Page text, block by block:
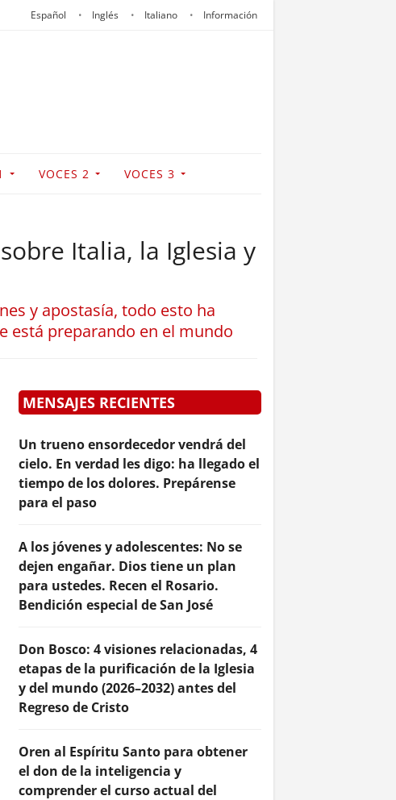
Español Inglés Italiano Información
VOCES 2 VOCES 3
Italia, la Iglesia y
y apostasía, todo esto ha
está preparando en el mundo
MENSAJES RECIENTES
Un trueno ensordecedor vendrá del
cielo. En verdad les digo: ha llegado el
tiempo de los dolores. Prepárense
para el paso
A los jóvenes y adolescentes: No se
dejen engañar. Dios tiene un plan
para ustedes. Recen el Rosario.
Bendición especial de San José
Don Bosco: 4 visiones relacionadas, 4
etapas de la purificación de la Iglesia
y del mundo (2026–2032) antes del
Regreso de Cristo
Oren al Espíritu Santo para obtener
el don de la inteligencia y
comprender el curso actual del